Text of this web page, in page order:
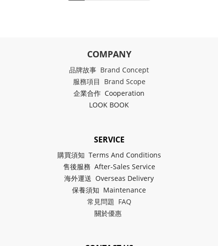
COMPANY
品牌故事 Brand Concept
服務項目 Brand Scope
企業合作 Cooperation
LOOK BOOK
SERVICE
購買須知 Terms And Conditions
售後服務 After-Sales Service
海外運送 Overseas Delivery
保養須知 Maintenance
常見問題 FAQ
關於優惠